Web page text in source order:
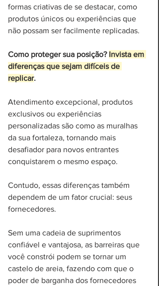
formas criativas de se destacar, como
produtos únicos ou experiências que
não possam ser facilmente replicadas.
Como proteger sua posição? Invista em
diferenças que sejam difíceis de
replicar.
Atendimento excepcional, produtos
exclusivos ou experiências
personalizadas são como as muralhas
da sua fortaleza, tornando mais
desafiador para novos entrantes
conquistarem o mesmo espaço.
Contudo, essas diferenças também
dependem de um fator crucial: seus
fornecedores.
Sem uma cadeia de suprimentos
confiável e vantajosa, as barreiras que
você constrói podem se tornar um
castelo de areia, fazendo com que o
poder de barganha dos fornecedores